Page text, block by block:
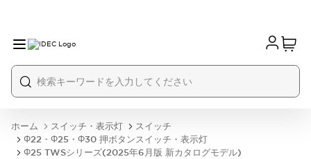
ホーム スイッチ・表示灯
スイッチ
Φ22・Φ25・Φ30 押ボタンスイッチ・表示灯
Φ25 TWSシリーズ(2025年6月版 新カタログモデル)